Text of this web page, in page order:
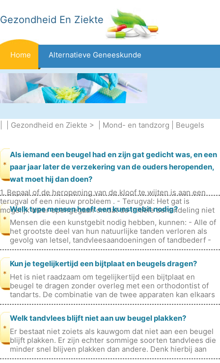
Gezondheid En Ziekte
Home Alternatieve Geneeskunde
Beten En Steken Kanker
Aandoeningen En Behandelingen Mond- En Tandzorg
Dieet En Voeding Gezinsgezondheid
Geestelijke Gezondheid
Operaties Gezondheid
Gezondheid en Ziekte > | Mond- en tandzorg Beugels
*
Als iemand een beugel had en zijn gat gedicht was, en een
paar jaar later de verzekering van de ouders heropenden,
wat moet hij dan doen?
1. Bepaal of de heropening van de kloof te wijten is aan een
terugval of een nieuw probleem . - Terugval: Het gat is
mogelijk weer opengegaan omdat de initiële behandeling niet
voldoende w
*
Welk type mensen heeft een kunstgebit nodig?
Mensen die een kunstgebit nodig hebben, kunnen: - Alle of
het grootste deel van hun natuurlijke tanden verloren als
gevolg van letsel, tandvleesaandoeningen of tandbederf -
Ontbrekende tand
*
Kun je tegelijkertijd een bijtplaat en beugels dragen?
Het is niet raadzaam om tegelijkertijd een bijtplaat en
beugel te dragen zonder overleg met een orthodontist of
tandarts. De combinatie van de twee apparaten kan elkaars
functies en effectiv
*
Welk tandvlees blijft niet aan uw beugel plakken?
Er bestaat niet zoiets als kauwgom dat niet aan een beugel
blijft plakken. Er zijn echter sommige soorten tandvlees die
minder snel blijven plakken dan andere. Denk hierbij aan
suikervrije k